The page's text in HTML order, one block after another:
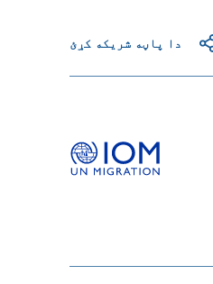
دا پاڼه شریکه کړئ